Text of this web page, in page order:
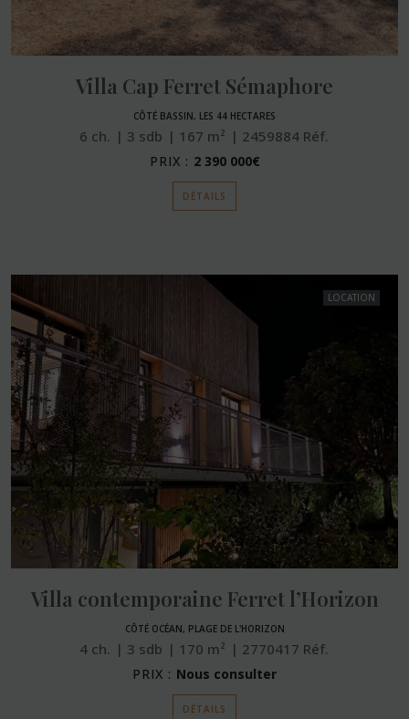
Villa Cap Ferret Sémaphore
CÔTÉ BASSIN, LES 44 HECTARES
6 ch. 3 sdb 167 m² 2459884 Réf.
PRIX : 2 390 000€
DÉTAILS
LOCATION
Villa contemporaine Ferret l’Horizon
CÔTÉ OCÉAN, PLAGE DE L'HORIZON
4 ch. 3 sdb 170 m² 2770417 Réf.
PRIX : Nous consulter
DÉTAILS